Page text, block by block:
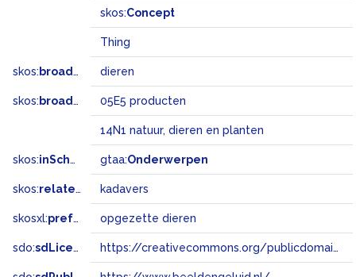
skos:Concept
Thing
skos: broader dieren
skos: broadMatch 05E5 producten
14N1 natuur, dieren en planten
skos:inScheme gtaa:Onderwerpen
skos:related kadavers
skosxl:prefLabel opgezette dieren
sdo:sdLicense https://creativecommons.org/publicdomain/zero/1.0/